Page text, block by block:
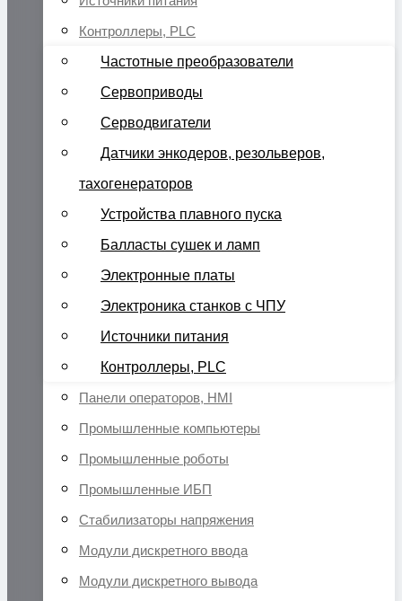
Контроллеры, PLC
Частотные преобразователи
Сервоприводы
Серводвигатели
Датчики энкодеров, резольверов,
тахогенераторов
Устройства плавного пуска
Балласты сушек и ламп
Электронные платы
Электроника станков с ЧПУ
Источники питания
Контроллеры, PLC
Панели операторов, HMI
Промышленные компьютеры
Промышленные роботы
Промышленные ИБП
Стабилизаторы напряжения
Модули дискретного ввода
Модули дискретного вывода